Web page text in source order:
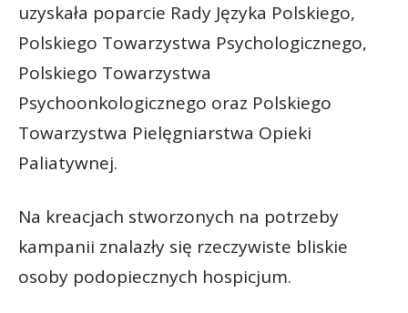
uzyskała poparcie Rady Języka Polskiego,
Polskiego Towarzystwa Psychologicznego,
Polskiego Towarzystwa
Psychoonkologicznego oraz Polskiego
Towarzystwa Pielęgniarstwa Opieki
Paliatywnej.
Na kreacjach stworzonych na potrzeby
kampanii znalazły się rzeczywiste bliskie
osoby podopiecznych hospicjum.